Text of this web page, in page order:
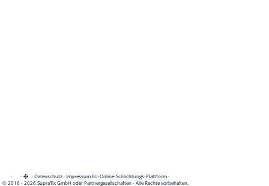
· · ·Datenschutz·Impressum EU-Online-Schlichtungs-Plattform·
© 2016 - 2026 SupraTix GmbH oder Partnergesellschaften - Alle Rechte vorbehalten.